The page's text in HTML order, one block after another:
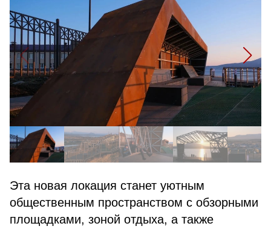
Эта новая локация станет уютным
общественным пространством с обзорными
площадками, зоной отдыха, а также